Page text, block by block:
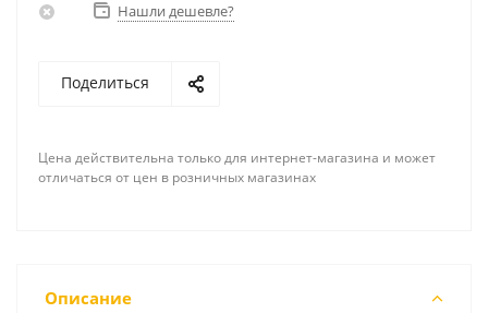
Нашли дешевле?
Поделиться
Цена действительна только для интернет-магазина и может
отличаться от цен в розничных магазинах
Описание